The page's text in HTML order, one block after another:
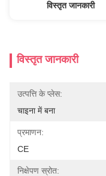
विस्तृत जानकारी
विस्तृत जानकारी
उत्पत्ति के प्लेस:
चाइना में बना
प्रमाणन:
CE
निक्षेपण स्रोत: